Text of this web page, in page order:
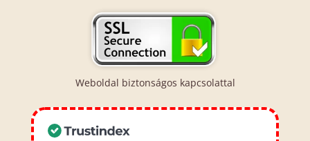
Weboldal biztonságos kapcsolattal